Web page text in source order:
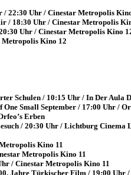
/ 22:30 Uhr / Cinestar Metropolis
/ 18:30 Uhr / Cinestar Metropolis
Uhr / Cinestar Metropolis Kino
Kino 12
Schulen / 10:15 Uhr / In Der Aula
Small September / 17:00 Uhr /
Erben
/ 20:30 Uhr / Lichtburg Cinema
Kino 11
Metropolis Kino 11
/ Cinestar Metropolis Kino 11
Jahre Türkischer Film / 19:00 Uhr